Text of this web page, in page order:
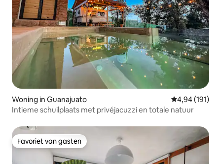
Woning in Guanajuato Gemiddelde
4,94 (191)
Intieme schuilplaats met privéjacuzzi en totale natuur
Favoriet van gasten
Favoriet van gasten